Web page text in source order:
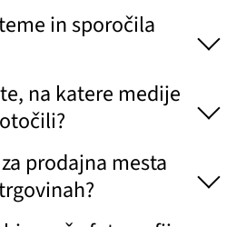
in sporočila
na katere medije
prodajna mesta